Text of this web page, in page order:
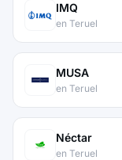
IMQ
en Teruel
MUSA
en Teruel
Néctar
en Teruel